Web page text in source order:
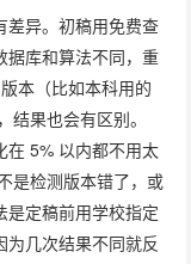
差异。初稿用免费查
据库和算法不同，重
本（比如本科用的
果也会有区别。
在 5% 以内都不用太
是检测版本错了，或
是定稿前用学校指定
几次结果不同就反